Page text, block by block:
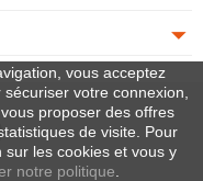
vous acceptez
votre connexion,
proposer des offres
de visite. Pour
les cookies et vous y
notre politique